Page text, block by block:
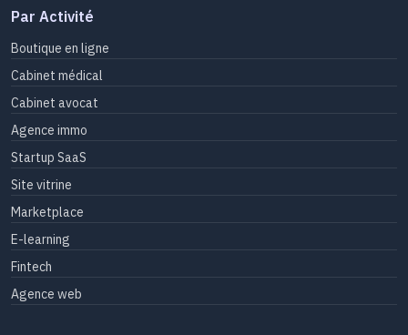
Par Activité
Boutique en ligne
Cabinet médical
Cabinet avocat
Agence immo
Startup SaaS
Site vitrine
Marketplace
E-learning
Fintech
Agence web